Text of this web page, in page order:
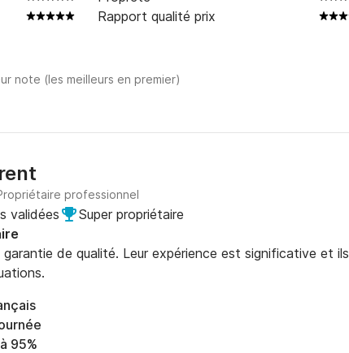
Rapport qualité prix
note (les meilleurs en premier)
professionnel
validées
Super propriétaire
de qualité. Leur expérience est significative et ils
95%